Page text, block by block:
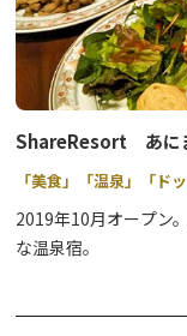
ShareResort あに
「美食」「温泉」「
2019年10月オープン
な温泉宿。